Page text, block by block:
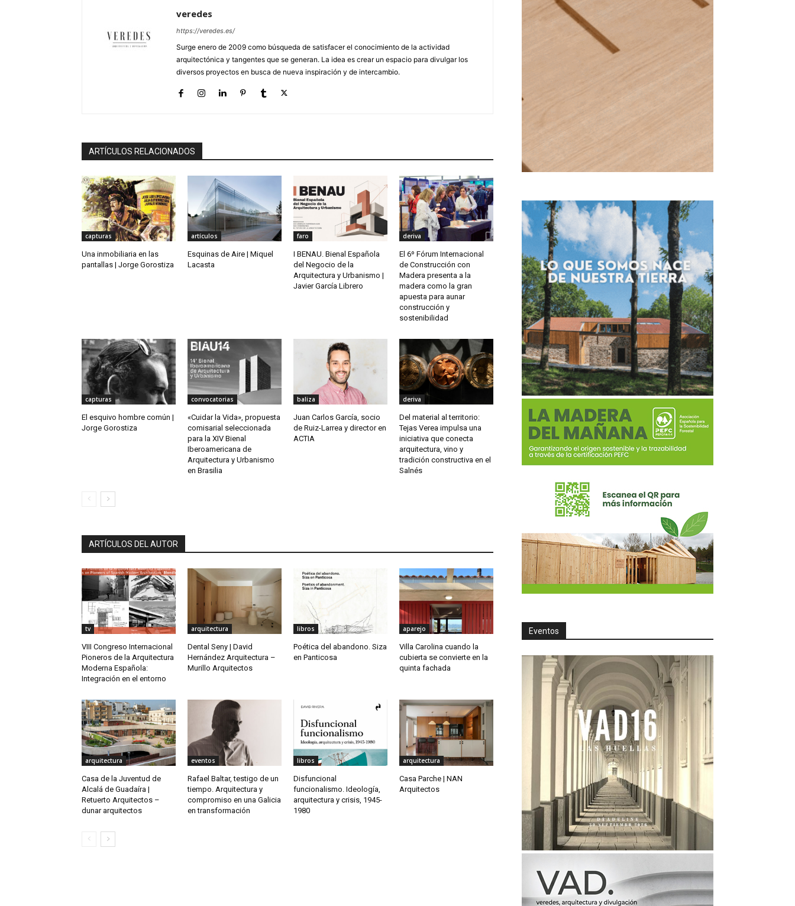
veredes
https://veredes.es/
Surge enero de 2009 como búsqueda de satisfacer el conocimiento de la actividad
arquitectónica y tangentes que se generan. La idea es crear un espacio para divulgar los
diversos proyectos en busca de nueva inspiración y de intercambio.
ARTÍCULOS RELACIONADOS
capturas
Una inmobiliaria en las
pantallas | Jorge Gorostiza
artículos
Esquinas de Aire | Miquel
Lacasta
faro
I BENAU. Bienal Española
del Negocio de la
Arquitectura y Urbanismo |
Javier García Librero
deriva
El 6º Fórum Internacional
de Construcción con
Madera presenta a la
madera como la gran
apuesta para aunar
construcción y
sostenibilidad
capturas
El esquivo hombre común |
Jorge Gorostiza
convocatorias
«Cuidar la Vida», propuesta
comisarial seleccionada
para la XIV Bienal
Iberoamericana de
Arquitectura y Urbanismo
en Brasilia
baliza
Juan Carlos García, socio
de Ruiz-Larrea y director en
ACTIA
deriva
Del material al territorio:
Tejas Verea impulsa una
iniciativa que conecta
arquitectura, vino y
tradición constructiva en el
Salnés
ARTÍCULOS DEL AUTOR
tv
VIII Congreso Internacional
Pioneros de la Arquitectura
Moderna Española:
Integración en el entorno
arquitectura
Dental Seny | David
Hernández Arquitectura –
Murillo Arquitectos
libros
Poética del abandono. Siza
en Panticosa
aparejo
Villa Carolina cuando la
cubierta se convierte en la
quinta fachada
arquitectura
Casa de la Juventud de
Alcalá de Guadaíra |
Retuerto Arquitectos –
dunar arquitectos
eventos
Rafael Baltar, testigo de un
tiempo. Arquitectura y
compromiso en una Galicia
en transformación
libros
Disfuncional
funcionalismo. Ideología,
arquitectura y crisis, 1945-
1980
arquitectura
Casa Parche | NAN
Arquitectos
Eventos